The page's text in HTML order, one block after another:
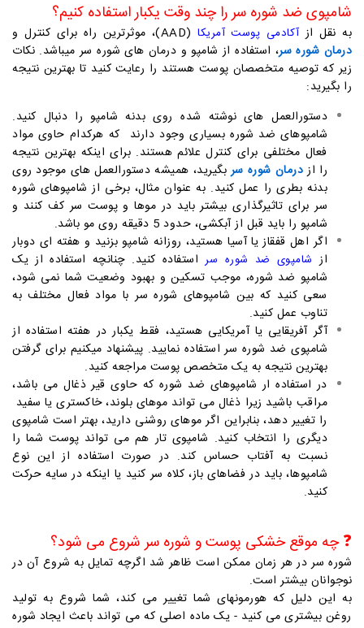
شامپوی ضد شوره سر را چند وقت یکبار استفاده کنیم؟
به نقل ازآکادمی پوست آمریکا(AAD)، موثرترین راه برای کنترل و
درمان شوره سر، استفاده از شامپو و درمان های شوره سر میباشد. نکات
زیر که توصیه متخصصان پوست هستند را رعایت کنید تا بهترین نتیجه
را بگیرید:
دستورالعمل های نوشته شده روی بدنه شامپو را دنبال کنید.
شامپوهای ضد شوره بسیاری وجود دارند که هرکدام حاوی مواد
فعال مختلفی برای کنترل علائم هستند. برای اینکه بهترین نتیجه
را ازدرمان شوره سربگیرید، همیشه دستورالعمل های موجود روی
بدنه بطری را عمل کنید. به عنوان مثال، برخی از شامپوهای شوره
سر برای تاثیرگذاری بیشتر باید در موها و پوست سر کف کنند و
شامپو را باید قبل از آبکشی، حدود 5 دقیقه روی مو باشد.
اگر اهل قفقاز یا آسیا هستید، روزانه شامپو بزنید و هفته ای دوبار
از شامپوی ضد شوره سر استفاده کنید. چنانچه استفاده از یک
شامپو ضد شوره، موجب تسکین و بهبود وضعیت شما نمی شود،
سعی کنید که بین شامپوهای شوره سر با مواد فعال مختلف به
تناوب عمل کنید.
آگر آفریقایی یا آمریکایی هستید، فقط یکبار در هفته استفاده از
شامپوی ضد شوره سر استفاده نمایید. پیشنهاد میکنیم برای گرفتن
بهترین نتیجه به یک متخصص پوست مراجعه کنید.
در استفاده ار شامپوهای ضد شوره که حاوی قیر ذغال می باشد،
مراقب باشید زیرا ذغال می تواند موهای بلوند، خاکستری یا سفید
را تغییر دهد، بنابراین اگر موهای روشنی دارید، بهتر است شامپوی
دیگری را انتخاب کنید. شامپوی تار هم می تواند پوست شما را
نسبت به آفتاب حساس کند. در صورت استفاده از این نوع
شامپوها، باید در فضاهای باز، کلاه سر کنید یا اینکه در سایه حرکت
کنید.
❓چه موقع خشکی پوست و شوره سر شروع می شود؟
شوره سر در هر زمان ممکن است ظاهر شد اگرچه تمایل به شروع آن در
نوجوانان بیشتر است.
به این دلیل که هورمونهای شما تغییر می کند، شما شروع به تولید
روغن بیشتری می کنید - یک ماده اصلی که می تواند باعث ایجاد شوره